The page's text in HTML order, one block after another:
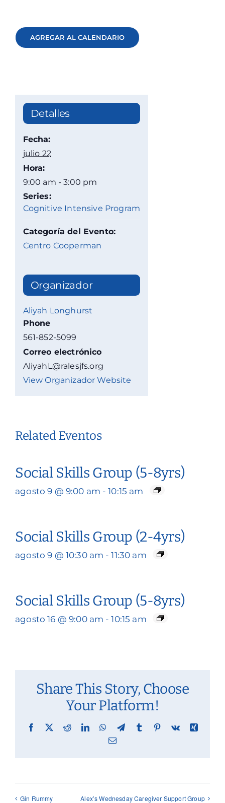
AGREGAR AL CALENDARIO
Detalles
Fecha:
julio 22
Hora:
9:00 am - 3:00 pm
Series:
Cognitive Intensive Program
Categoría del Evento:
Centro Cooperman
Organizador
Aliyah Longhurst
Phone
561-852-5099
Correo electrónico
AliyahL@ralesjfs.org
View Organizador Website
Related Eventos
Social Skills Group (5-8yrs)
agosto 9 @ 9:00 am - 10:15 am
Social Skills Group (2-4yrs)
agosto 9 @ 10:30 am - 11:30 am
Social Skills Group (5-8yrs)
agosto 16 @ 9:00 am - 10:15 am
Share This Story, Choose
Your Platform!
Facebook
X RedditLinkedInWhatsApp
TelegramTumblr Pinterest
Vk
Xing
Email
Gin Rummy Alex’s Wednesday Caregiver Support Group